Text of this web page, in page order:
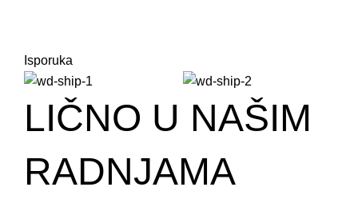
Isporuka
LIČNO U NAŠIM
RADNJAMA